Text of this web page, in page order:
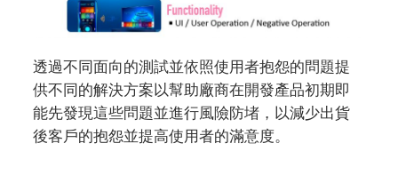
透過不同面向的測試並依照使用者抱怨的問題提
供不同的解決方案以幫助廠商在開發產品初期即
能先發現這些問題並進行風險防堵，以減少出貨
後客戶的抱怨並提高使用者的滿意度。